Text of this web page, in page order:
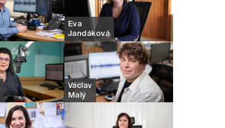
Eva
Jandáková
Václav
Malý